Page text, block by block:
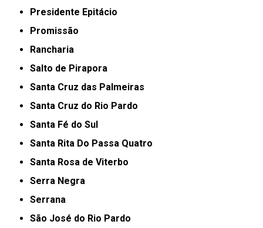
Presidente Epitácio
Promissão
Rancharia
Salto de Pirapora
Santa Cruz das Palmeiras
Santa Cruz do Rio Pardo
Santa Fé do Sul
Santa Rita Do Passa Quatro
Santa Rosa de Viterbo
Serra Negra
Serrana
São José do Rio Pardo